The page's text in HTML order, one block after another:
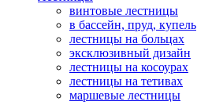
винтовые лестницы
в бассейн, пруд, купель
лестницы на больцах
эксклюзивный дизайн
лестницы на косоурах
лестницы на тетивах
маршевые лестницы